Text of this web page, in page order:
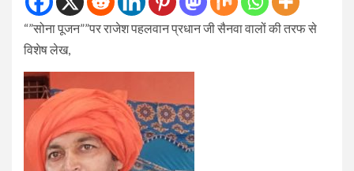
“”सोना पूजन””पर राजेश पहलवान प्रधान जी सैनवा वालों की तरफ से
विशेष लेख,